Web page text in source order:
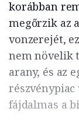
korábban
megőrzik az
vonzerejét,
nem növelik
arany, és az
fájdalmas a